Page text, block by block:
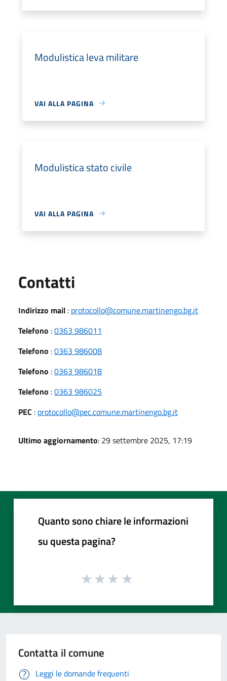
Modulistica leva militare
VAI ALLA PAGINA
Modulistica stato civile
VAI ALLA PAGINA
Contatti
Indirizzo mail : protocollo@comune.martinengo.bg.it
Telefono :0363 986011
Telefono :0363 986008
Telefono :0363 986018
Telefono :0363 986025
PEC : protocollo@pec.comune.martinengo.bg.it
Ultimo aggiornamento: 29 settembre 2025, 17:19
Quanto sono chiare le informazioni
su questa pagina?
Contatta il comune
Leggi le domande frequenti